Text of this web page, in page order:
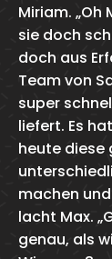
Miriam. „Oh
sie doch
doch aus
Team von
super
liefert. Es
heute diese
machen
lacht Max.
genau, als